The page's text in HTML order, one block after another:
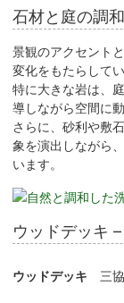
石材と庭の調
景観のアクセント
変化をもたらしてい
特に大きな岩は、
導しながら空間に
さらに、砂利や敷
象を演出しながら
います。
ウッドデッキ
ウッドデッキ 三